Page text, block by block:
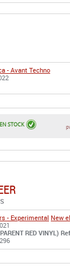
- Avant Techno
EN STOCK
- Experimental New
RED VINYL)